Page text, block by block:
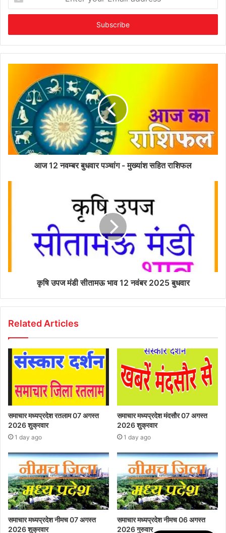
your
Email
आज 12 नवम्बर बुधवार पञ्चांग - मुख्यांश सहित राशिफल
कृषि उपज मंडी सीतामऊ भाव 12 नवंबर 2025 बुधवार
Related Articles
समाचार मध्यप्रदेश रतलाम 07 अगस्त
2026 शुक्रवार
1 day ago
समाचार मध्यप्रदेश मंदसौर 07 अगस्त
2026 शुक्रवार
1 day ago
समाचार मध्यप्रदेश नीमच 07 अगस्त
2026 शुक्रवार
समाचार मध्यप्रदेश नीमच 06 अगस्त
2026 गुरुवार